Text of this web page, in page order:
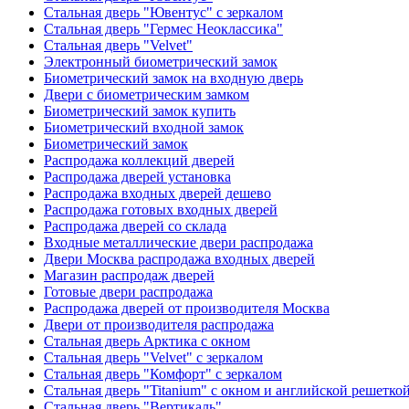
Стальная дверь "Ювентус" с зеркалом
Стальная дверь "Гермес Неоклассика"
Стальная дверь "Velvet"
Электронный биометрический замок
Биометрический замок на входную дверь
Двери с биометрическим замком
Биометрический замок купить
Биометрический входной замок
Биометрический замок
Распродажа коллекций дверей
Распродажа дверей установка
Распродажа входных дверей дешево
Распродажа готовых входных дверей
Распродажа дверей со склада
Входные металлические двери распродажа
Двери Москва распродажа входных дверей
Магазин распродаж дверей
Готовые двери распродажа
Распродажа дверей от производителя Москва
Двери от производителя распродажа
Стальная дверь Арктика с окном
Стальная дверь "Velvet" с зеркалом
Стальная дверь "Комфорт" с зеркалом
Стальная дверь "Titanium" с окном и английской